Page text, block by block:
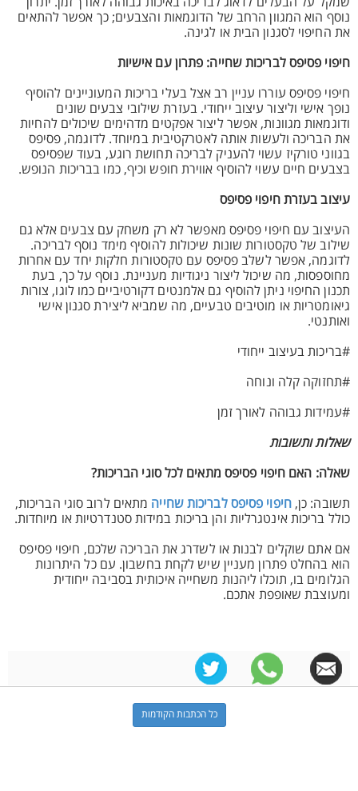
נוסף הוא המגוון הרחב של הדוגמאות והצבעים; כך אפשר להתאים
את החיפוי לסגנון הבית או לגינה.
חיפוי פסיפס לבריכות שחייה: פתרון עם אישיות
חיפוי פסיפס עוררו עניין רב אצל בעלי בריכות המעוניינים להוסיף
נופך אישי וליצור עיצוב ייחודי. בעזרת שילובי צבעים שונים
ודוגמאות מגוונות, אפשר ליצור אפקטים מדהימים שיכולים להחיות
את הבריכה ולעשות אותה לאטרקטיבית במיוחד. לדוגמה, פסיפס
בגווני טורקיז עשוי להעניק לבריכה תחושת רוגע, בעוד שפסיפס
בצבעים חיים עשוי להוסיף אווירת חופש וכיף, כמו בבריכות הנופש.
עיצוב בעזרת חיפוי פסיפס
העיצוב עם חיפוי פסיפס מאפשר לא רק משחק עם צבעים אלא גם
שילוב של טקסטורות שונות שיכולות להוסיף מימד נוסף לבריכה.
לדוגמה, אפשר לשלב פסיפס עם טקסטורות חלקות יחד עם אחרות
מחוספסות, מה שיכול ליצור ניגודיות מעניינת. נוסף על כך, בעת
תכנון החיפוי ניתן להוסיף גם אלמנטים דקורטיביים כמו לוגו, צורות
גיאומטריות או מוטיבים טבעיים, מה שמביא ליצירת סגנון אישי
ואותנטי.
#בריכות בעיצוב ייחודי
#תחזוקה קלה ונוחה
#עמידות גבוהה לאורך זמן
שאלות ותשובות
שאלה: האם חיפוי פסיפס מתאים לכל סוגי הבריכות?
תשובה: כן,חיפוי פסיפס לבריכות שחייה מתאים לרוב סוגי הבריכות,
כולל בריכות אינטגרליות והן בריכות במידות סטנדרטיות או מיוחדות.
אם אתם שוקלים לבנות או לשדרג את הבריכה שלכם, חיפוי פסיפס
הוא בהחלט פתרון מעניין שיש לקחת בחשבון. עם כל היתרונות
הגלומים בו, תוכלו ליהנות משחייה איכותית בסביבה ייחודית
ומעוצבת שאופפת אתכם.
כל הכתבות הקודמות